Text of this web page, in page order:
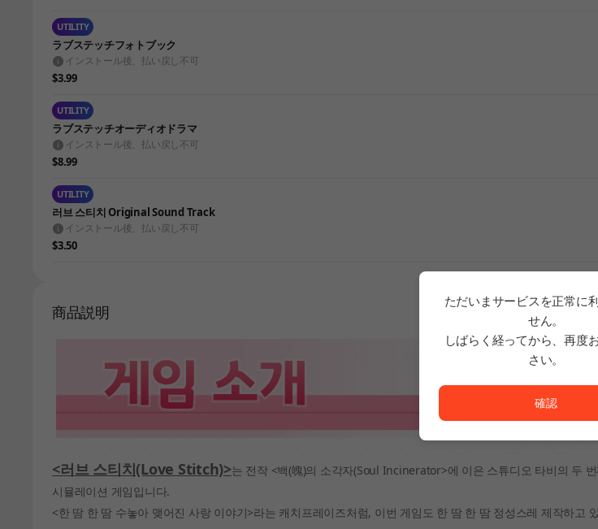
UTILITY
ラブステッチフォトブック
インストール後、払い戻し不可
$3.99
UTILITY
ラブステッチオーディオドラマ
インストール後、払い戻し不可
$8.99
UTILITY
러브 스티치 Original Sound Track
インストール後、払い戻し不可
$3.50
商品説明
<러브 스티치(Love Stitch)>는 전작 <백(魄)의 소각자(Soul Incinerator>에 이은 스튜디오 타비의 두
시뮬레이션 게임입니다.
<한 땀 한 땀 수놓아 맺어진 사랑 이야기>라는 캐치프레이즈처럼, 이번 게임도 한 땀 한 땀 정성스레 제작하고
ただいまサービスを正常に
せん。
しばらく経ってから、再度
さい。
ただいまサービスを正常に
確認